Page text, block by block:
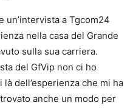
un’intervista a Tgcom24
nella casa del Grande
sulla sua carriera.
del GfVip non ci ho
dell’esperienza che mi ha
anche un modo per